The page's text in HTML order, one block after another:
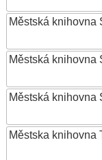
Městská knihovna
Městská knihovna
Městská knihovna
Městska knihovna